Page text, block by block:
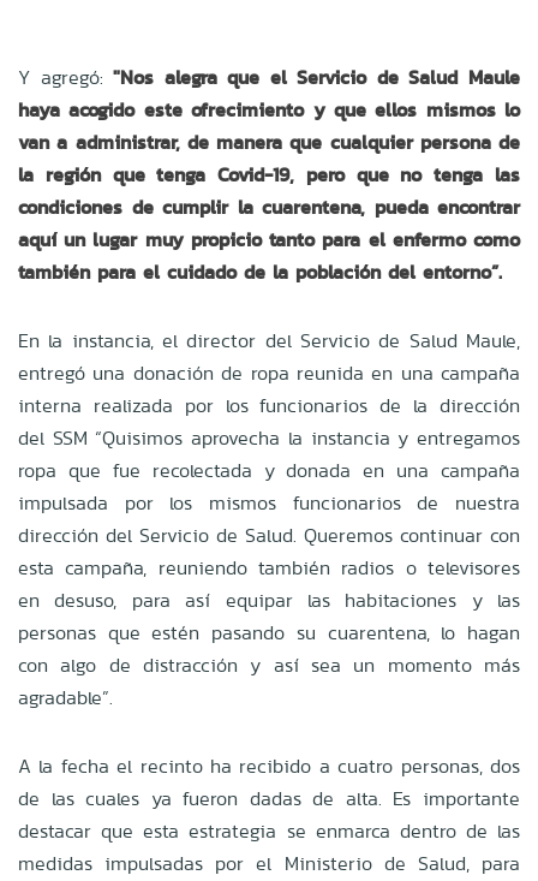
Y agregó:"Nos alegra que el Servicio de Salud Maule
haya acogido este ofrecimiento y que ellos mismos lo
van a administrar, de manera que cualquier persona de
la región que tenga Covid-19, pero que no tenga las
condiciones de cumplir la cuarentena, pueda encontrar
aquí un lugar muy propicio tanto para el enfermo como
también para el cuidado de la población del entorno”.
En la instancia, el director del Servicio de Salud Maule,
entregó una donación de ropa reunida en una campaña
interna realizada por los funcionarios de la dirección
del SSM “Quisimos aprovecha la instancia y entregamos
ropa que fue recolectada y donada en una campaña
impulsada por los mismos funcionarios de nuestra
dirección del Servicio de Salud. Queremos continuar con
esta campaña, reuniendo también radios o televisores
en desuso, para así equipar las habitaciones y las
personas que estén pasando su cuarentena, lo hagan
con algo de distracción y así sea un momento más
agradable”.
A la fecha el recinto ha recibido a cuatro personas, dos
de las cuales ya fueron dadas de alta. Es importante
destacar que esta estrategia se enmarca dentro de las
medidas impulsadas por el Ministerio de Salud, para